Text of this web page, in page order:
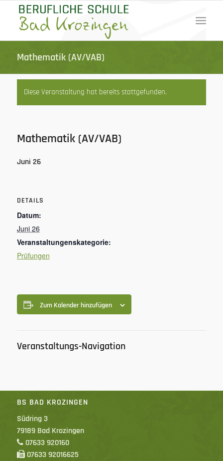
Mathematik (AV/VAB)
Diese Veranstaltung hat bereits stattgefunden.
Mathematik (AV/VAB)
Juni 26
DETAILS
Datum:
Juni 26
Veranstaltungenskategorie:
Prüfungen
Zum Kalender hinzufügen
Veranstaltungs-Navigation
BS BAD KROZINGEN
Südring 3
79189 Bad Krozingen
07633 920160
07633 92016625